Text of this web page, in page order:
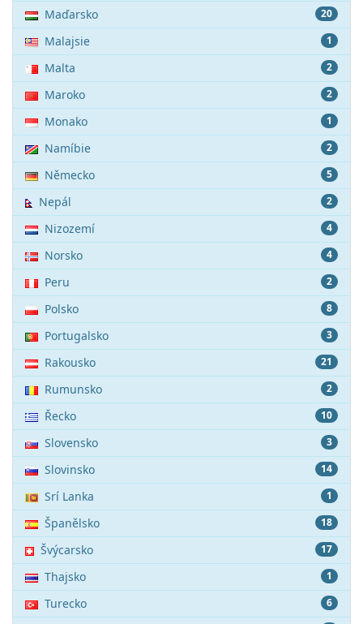
20
Maďarsko
1
Malajsie
2
Malta
2
Maroko
1
Monako
2
Namíbie
5
Německo
2
Nepál
4
Nizozemí
4
Norsko
2
Peru
8
Polsko
3
Portugalsko
21
Rakousko
2
Rumunsko
10
Řecko
3
Slovensko
14
Slovinsko
1
Srí Lanka
18
Španělsko
17
Švýcarsko
1
Thajsko
6
Turecko